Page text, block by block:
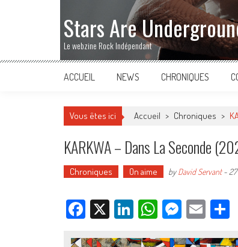
Stars Are
Le webzine Rock Indépendant
ACCUEIL NEWS CHRONIQUES
Vous êtes ici Accueil > Chroniques >
KARKWA – Dans La Seconde
Chroniques On aime byDavid Servant-
Facebook
X LinkedIn
WhatsApp
Email